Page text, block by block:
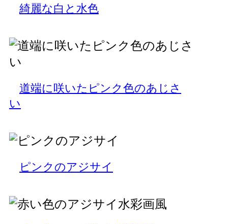
綺麗な白と水色
道端に咲いたピンク色のあじさ
い
ピンクのアジサイ